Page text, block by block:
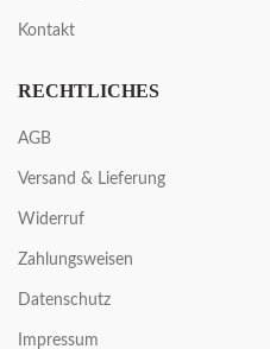
Kontakt
RECHTLICHES
AGB
Versand & Lieferung
Widerruf
Zahlungsweisen
Datenschutz
Impressum